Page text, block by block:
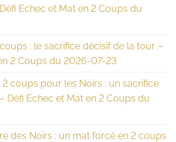
Echec et Mat en 2 Coups du
: le sacrifice décisif de la tour –
2 Coups du 2026-07-23
coups pour les Noirs : un sacrifice
Défi Echec et Mat en 2 Coups du
des Noirs : un mat forcé en 2 coups